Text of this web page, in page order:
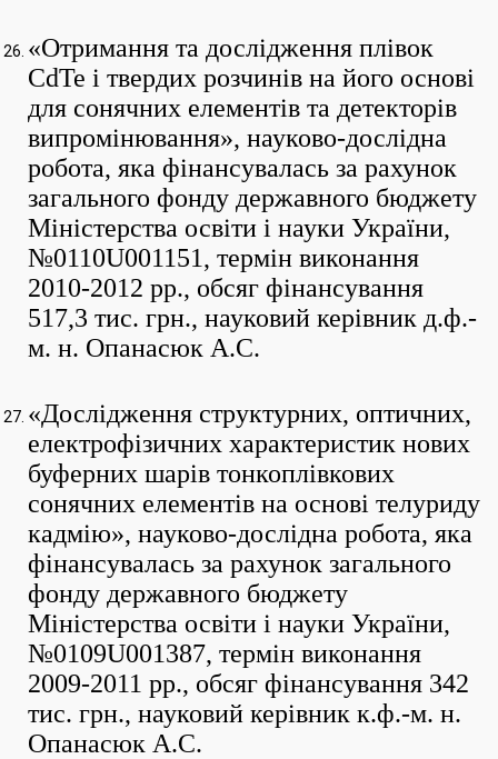
«Отримання та дослідження плівок
CdTe і твердих розчинів на його основі
для сонячних елементів та детекторів
випромінювання», науково-дослідна
робота, яка фінансувалась за рахунок
загального фонду державного бюджету
Міністерства освіти і науки України,
№0110U001151, термін виконання
2010-2012 рр., обсяг фінансування
517,3 тис. грн., науковий керівник д.ф.-
м. н. Опанасюк А.С.
«Дослідження структурних, оптичних,
електрофізичних характеристик нових
буферних шарів тонкоплівкових
сонячних елементів на основі телуриду
кадмію», науково-дослідна робота, яка
фінансувалась за рахунок загального
фонду державного бюджету
Міністерства освіти і науки України,
№0109U001387, термін виконання
2009-2011 рр., обсяг фінансування 342
тис. грн., науковий керівник к.ф.-м. н.
Опанасюк А.С.